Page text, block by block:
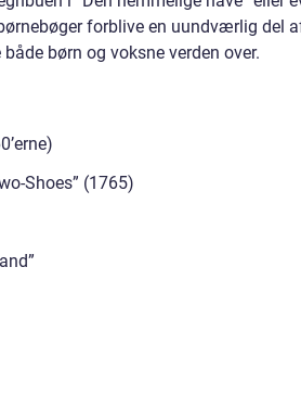
forblive en uundværlig del
børn og voksne verden over.
Shoes” (1765)